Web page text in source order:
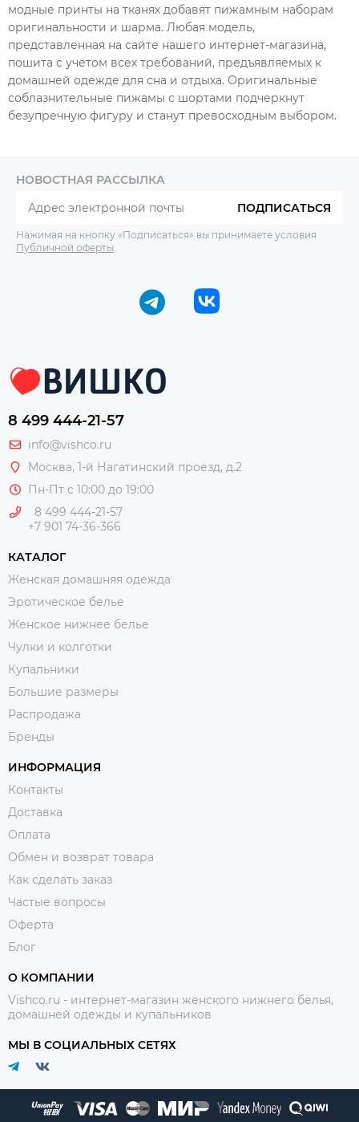
модные принты на тканях добавят пижамным наборам
оригинальности и шарма. Любая модель,
представленная на сайте нашего интернет-магазина,
пошита с учетом всех требований, предъявляемых к
домашней одежде для сна и отдыха. Оригинальные
соблазнительные пижамы с шортами подчеркнут
безупречную фигуру и станут превосходным выбором.
НОВОСТНАЯ РАССЫЛКА
ПОДПИСАТЬСЯ
Нажимая на кнопку «Подписаться» вы принимаете условия
Публичной оферты
8 499 444-21-57
info@vishco.ru
Москва, 1-й Нагатинский проезд, д.2
Пн-Пт с 10:00 до 19:00
8 499 444-21-57
+7 901 74-36-366
КАТАЛОГ
Женская домашняя одежда
Эротическое белье
Женское нижнее белье
Чулки и колготки
Купальники
Большие размеры
Распродажа
Бренды
ИНФОРМАЦИЯ
Контакты
Доставка
Оплата
Обмен и возврат товара
Как сделать заказ
Частые вопросы
Оферта
Блог
О КОМПАНИИ
Vishco.ru - интернет-магазин женского нижнего белья,
домашней одежды и купальников
МЫ В СОЦИАЛЬНЫХ СЕТЯХ